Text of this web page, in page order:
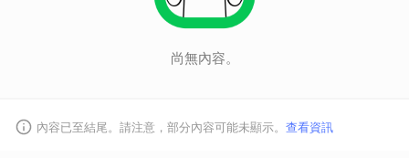
尚無內容。
內容已至結尾。請注意，部分內容可能未顯示。 查看資訊